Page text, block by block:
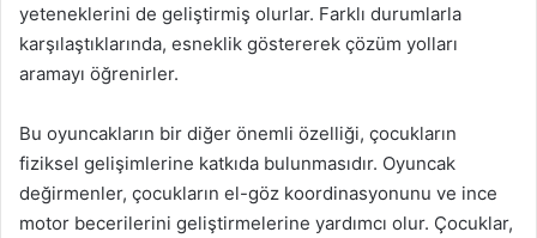
yeteneklerini de geliştirmiş olurlar. Farklı durumlarla
karşılaştıklarında, esneklik göstererek çözüm yolları
aramayı öğrenirler.
Bu oyuncakların bir diğer önemli özelliği, çocukların
fiziksel gelişimlerine katkıda bulunmasıdır. Oyuncak
değirmenler, çocukların el-göz koordinasyonunu ve ince
motor becerilerini geliştirmelerine yardımcı olur. Çocuklar,